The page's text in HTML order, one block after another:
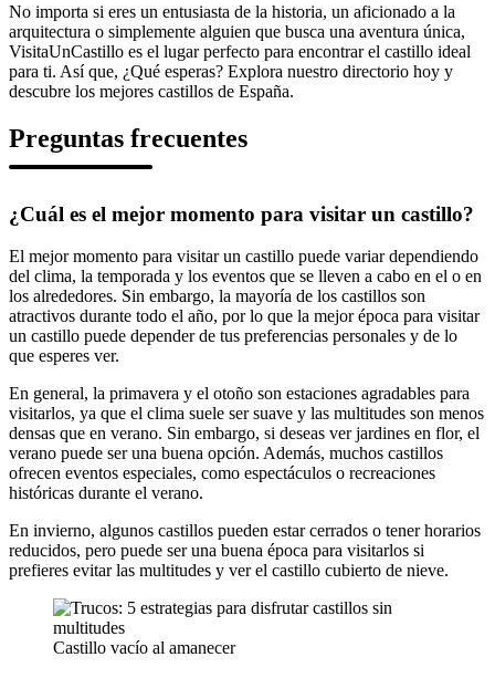
No importa si eres un entusiasta de la historia, un aficionado a la
arquitectura o simplemente alguien que busca una aventura única,
VisitaUnCastillo es el lugar perfecto para encontrar el castillo ideal
para ti. Así que, ¿Qué esperas? Explora nuestro directorio hoy y
descubre los mejores castillos de España.
Preguntas frecuentes
¿Cuál es el mejor momento para visitar un castillo?
El mejor momento para visitar un castillo puede variar dependiendo
del clima, la temporada y los eventos que se lleven a cabo en el o en
los alrededores. Sin embargo, la mayoría de los castillos son
atractivos durante todo el año, por lo que la mejor época para visitar
un castillo puede depender de tus preferencias personales y de lo
que esperes ver.
En general, la primavera y el otoño son estaciones agradables para
visitarlos, ya que el clima suele ser suave y las multitudes son menos
densas que en verano. Sin embargo, si deseas ver jardines en flor, el
verano puede ser una buena opción. Además, muchos castillos
ofrecen eventos especiales, como espectáculos o recreaciones
históricas durante el verano.
En invierno, algunos castillos pueden estar cerrados o tener horarios
reducidos, pero puede ser una buena época para visitarlos si
prefieres evitar las multitudes y ver el castillo cubierto de nieve.
Castillo vacío al amanecer